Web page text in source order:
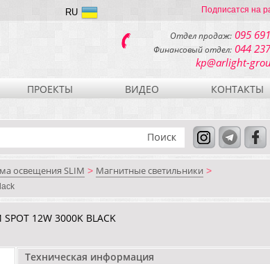
Подписатся на
RU
Отдел продаж: 095
Финансовый отдел: 044
kp@arlight-
ПРОЕКТЫ ВИДЕО КОНТАКТЫ
освещения SLIM > Магнитные светильники >
12W 3000K BLACK
Техническая информация